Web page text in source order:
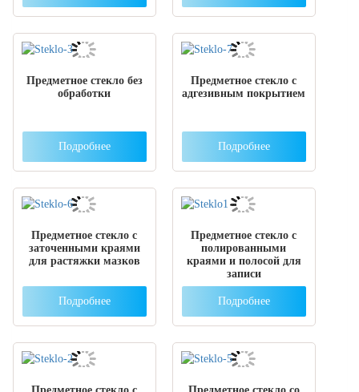
Предметное стекло без
обработки
Подробнее
Предметное стекло с
адгезивным покрытием
Подробнее
Предметное стекло с
заточенными краями
для растяжки мазков
Подробнее
Предметное стекло с
полированными
краями и полосой для
записи
Подробнее